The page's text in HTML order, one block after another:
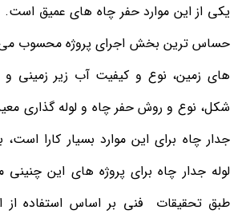
یکی از این موارد حفر چاه های عمیق است.
حساس ترین بخش اجرای پروژه محسوب می
های زمین، نوع و کیفیت آب زیر زمینی
شکل، نوع و روش حفر چاه و لوله گذاری
جدار چاه برای این موارد بسیار کارا
لوله جدار چاه برای پروژه های این
طبق تحقیقات فنی بر اساس استفاده از